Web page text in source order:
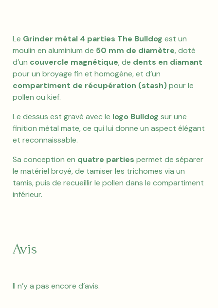
:
Le Grinder métal 4 parties The Bulldog est un
moulin en aluminium de 50 mm de diamètre, doté
d’un couvercle magnétique, de dents en diamant
pour un broyage fin et homogène, et d’un
compartiment de récupération (stash)pour le
pollen ou kief.
Le dessus est gravé avec le logo Bulldog sur une
finition métal mate, ce qui lui donne un aspect élégant
et reconnaissable.
Sa conception en quatre parties permet de séparer
le matériel broyé, de tamiser les trichomes via un
tamis, puis de recueillir le pollen dans le compartiment
inférieur.
Avis
Il n’y a pas encore d’avis.